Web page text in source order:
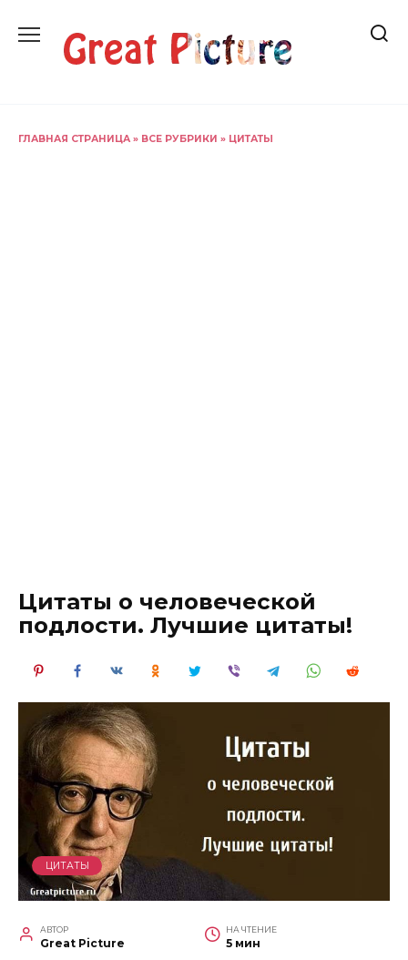
содержанию
ГЛАВНАЯ СТРАНИЦА » ВСЕ РУБРИКИ » ЦИТАТЫ
Цитаты о человеческой
подлости. Лучшие цитаты!
ЦИТАТЫ
АВТОР
Great Picture
НА ЧТЕНИЕ
5 мин